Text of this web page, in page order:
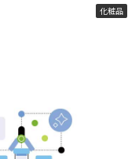
化粧品